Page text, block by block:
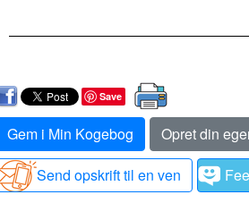
Save
Gem i Min Kogebog
Opret din
Send opskrift til en ven